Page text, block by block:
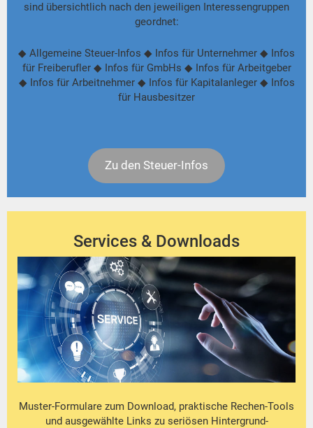
sind übersichtlich nach den jeweiligen Interessengruppen
geordnet:
◆ Allgemeine Steuer-Infos ◆ Infos für Unternehmer ◆ Infos
für Freiberufler ◆ Infos für GmbHs ◆ Infos für Arbeitgeber
◆ Infos für Arbeitnehmer ◆ Infos für Kapitalanleger ◆ Infos
für Hausbesitzer
Zu den Steuer-Infos
Services & Downloads
Muster-Formulare zum Download, praktische Rechen-Tools
und ausgewählte Links zu seriösen Hintergrund-